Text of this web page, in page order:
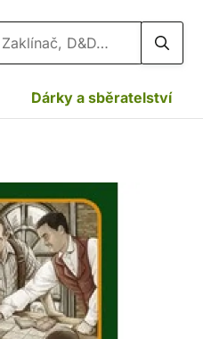
Dárky a sběratelství